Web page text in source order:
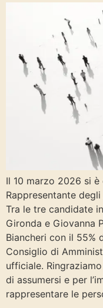
Il 10 marzo 2026 si è
Rappresentante
Tra le tre candidate
Gironda e Giovanna
Biancheri con il 55%
Consiglio di
ufficiale.
di assumersi e per
rappresentare le